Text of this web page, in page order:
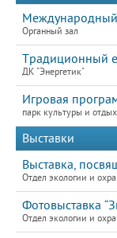
Международный
Органный зал
Традиционный
ДК "Энергетик"
Игровая
парк культуры и
Выставки
Выставка,
Отдел экологии и
Фотовыставка
Отдел экологии и